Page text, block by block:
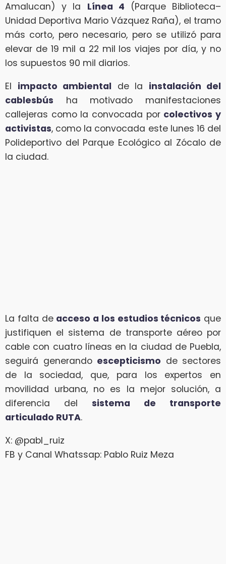
Amalucan) y la Línea 4 (Parque Biblioteca–
Unidad Deportiva Mario Vázquez Raña), el tramo
más corto, pero necesario, pero se utilizó para
elevar de 19 mil a 22 mil los viajes por día, y no
los supuestos 90 mil diarios.
El impacto ambiental de la instalación del
cablesbús ha motivado manifestaciones
callejeras como la convocada por colectivos y
activistas, como la convocada este lunes 16 del
Polideportivo del Parque Ecológico al Zócalo de
la ciudad.
La falta de acceso a los estudios técnicos que
justifiquen el sistema de transporte aéreo por
cable con cuatro líneas en la ciudad de Puebla,
seguirá generando escepticismo de sectores
de la sociedad, que, para los expertos en
movilidad urbana, no es la mejor solución, a
diferencia del sistema de transporte
articulado RUTA.
X: @pabl_ruiz
FB y Canal Whatssap: Pablo Ruiz Meza